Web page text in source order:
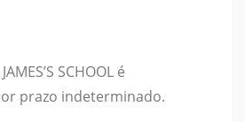
SCHOOL é
prazo indeterminado.